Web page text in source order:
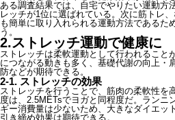
ある調査結果では、自宅でやりたい運動方
レッチが1位に選ばれている。次に筋トレ
も簡単に取り入れられる運動方法であるた
う。
2.ストレッチ運動で健康に
ストレッチは柔軟運動として行われること
につながる動きも多く、基礎代謝の向上・
防などが期待できる。
2-1. ストレッチの効果
ストレッチを行うことで、筋肉の柔軟性を
度は、2.5METsでヨガと同程度だ。ランニ
ギー消費量は少ないため、大きなダイエッ
引き締め効果は期待できる。